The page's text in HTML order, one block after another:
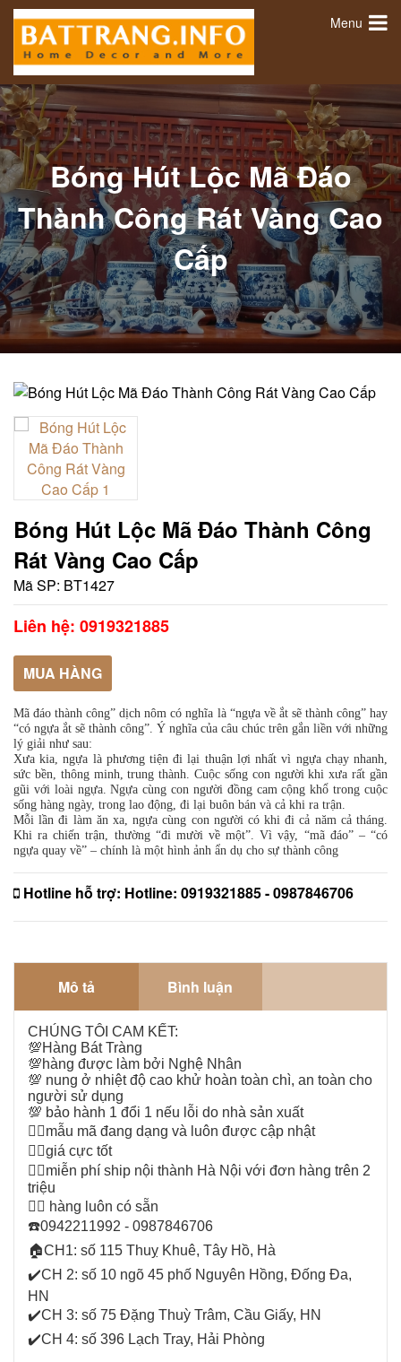
Menu
Bóng Hút Lộc Mã Đáo
Thành Công Rát Vàng Cao
Cấp
Bóng Hút Lộc Mã Đáo Thành Công
Rát Vàng Cao Cấp
Mã SP: BT1427
Liên hệ: 0919321885
MUA HÀNG
Mã đáo thành công” dịch nôm có nghĩa là “ngựa về ắt sẽ thành công” hay
“có ngựa ắt sẽ thành công”. Ý nghĩa của câu chúc trên gắn liền với những
lý giải như sau:
Xưa kia, ngựa là phương tiện đi lại thuận lợi nhất vì ngựa chạy nhanh,
sức bền, thông minh, trung thành. Cuộc sống con người khi xưa rất gần
gũi với loài ngựa. Ngựa cùng con người đồng cam cộng khổ trong cuộc
sống hàng ngày, trong lao động, đi lại buôn bán và cả khi ra trận.
Mỗi lần đi làm ăn xa, ngựa cùng con người có khi đi cả năm cả tháng.
Khi ra chiến trận, thường “đi mười về một”. Vì vậy, “mã đáo” – “có
ngựa quay về” – chính là một hình ảnh ẩn dụ cho sự thành công
Hotline hỗ trợ: Hotline: 0919321885 - 0987846706
Mô tả Bình luận
CHÚNG TÔI CAM KẾT:
💯Hàng Bát Tràng
💯hàng được làm bởi Nghệ Nhân
💯 nung ở nhiệt độ cao khử hoàn toàn chì, an toàn cho
người sử dụng
💯 bảo hành 1 đổi 1 nếu lỗi do nhà sản xuất
👉🏻mẫu mã đang dạng và luôn được cập nhật
👉🏻giá cực tốt
👉🏻miễn phí ship nội thành Hà Nội với đơn hàng trên 2
triệu
👉🏻 hàng luôn có sẵn
☎️0942211992 - 0987846706
🏠CH1: số 115 Thuỵ Khuê, Tây Hồ, Hà
✔️CH 2: số 10 ngõ 45 phố Nguyên Hồng, Đống Đa,
HN
✔️CH 3: số 75 Đặng Thuỳ Trâm, Cầu Giấy, HN
✔️CH 4: số 396 Lạch Tray, Hải Phòng